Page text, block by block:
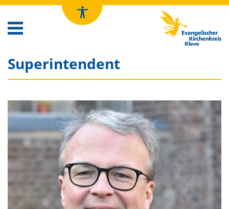
Kirchenkreis Kleve
Superintendent